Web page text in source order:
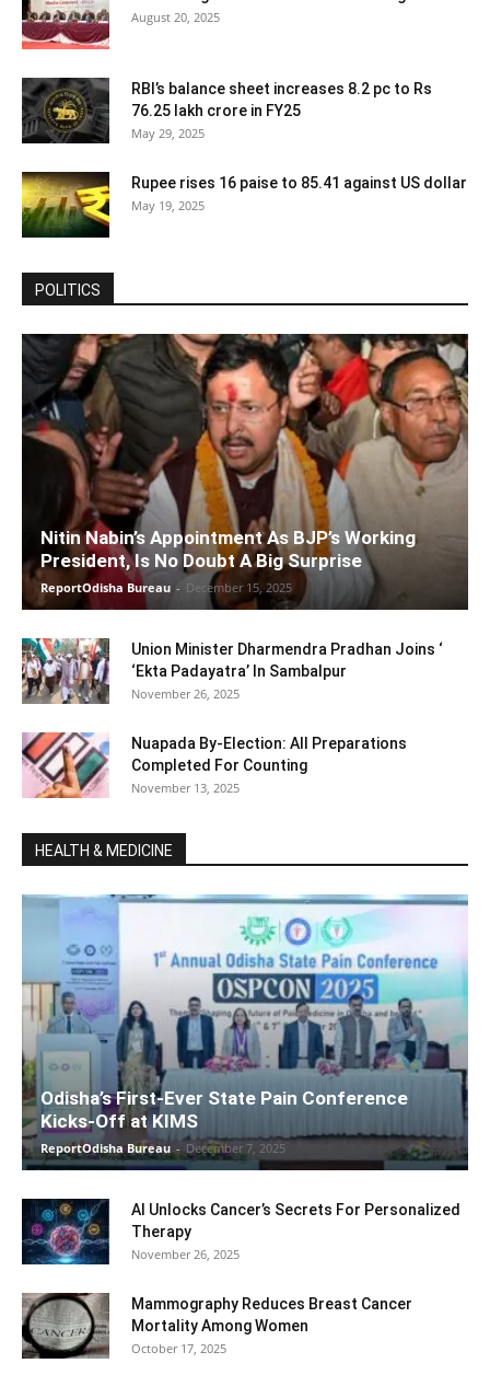
August 20, 2025
RBI’s balance sheet increases 8.2 pc to Rs
76.25 lakh crore in FY25
May 29, 2025
Rupee rises 16 paise to 85.41 against US dollar
May 19, 2025
POLITICS
Nitin Nabin’s Appointment As BJP’s Working
President, Is No Doubt A Big Surprise
ReportOdisha Bureau - December 15, 2025
Union Minister Dharmendra Pradhan Joins ‘
‘Ekta Padayatra’ In Sambalpur
November 26, 2025
Nuapada By-Election: All Preparations
Completed For Counting
November 13, 2025
HEALTH & MEDICINE
Odisha’s First-Ever State Pain Conference
Kicks-Off at KIMS
ReportOdisha Bureau - December 7, 2025
AI Unlocks Cancer’s Secrets For Personalized
Therapy
November 26, 2025
Mammography Reduces Breast Cancer
Mortality Among Women
October 17, 2025